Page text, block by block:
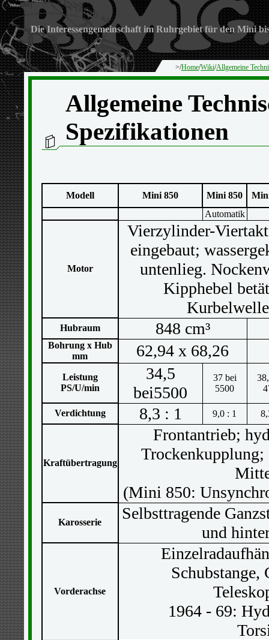
Die Interessengemeinschaft im Ruhrgebiet für den Mini
>/Home/Wiki/Allgemeine
Allgemeine
Spezifikationen
Modell Mini 850 Mini 850
Automatik
Motor
Vierzylinder-
eingebaut;
untenlieg.
Kipphebel
Hubraum 848 cm³
Bohrung x Hub
mm
62,94 x 68,26
Leistung
PS/U/min
34,5
bei5500
37 bei
5500
Verdichtung 8,3 : 1 9,0 : 1
Kraftübertragung
Frontantrieb;
Trockenkupplung;
(Mini 850:
Karosserie
Selbsttragende
und
Vorderachse
Schubstange,
1964 - 69: